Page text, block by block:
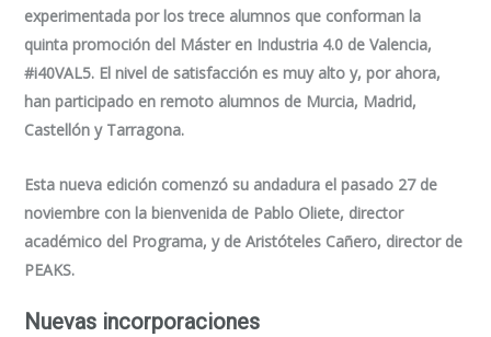
experimentada por los trece alumnos que conforman la
quinta promoción del Máster en Industria 4.0 de Valencia,
#i40VAL5. El nivel de satisfacción es muy alto y, por ahora,
han participado en remoto alumnos de Murcia, Madrid,
Castellón y Tarragona.
Esta nueva edición comenzó su andadura el pasado 27 de
noviembre con la bienvenida de Pablo Oliete, director
académico del Programa, y de Aristóteles Cañero, director de
PEAKS.
Nuevas incorporaciones